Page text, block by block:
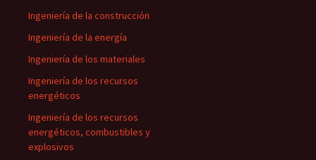
Ingeniería de la construcción
Ingeniería de la energía
Ingeniería de los materiales
Ingeniería de los recursos
energéticos
Ingeniería de los recursos
energéticos, combustibles y
explosivos